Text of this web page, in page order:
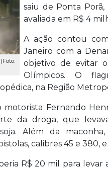
saiu de Ponta
avaliada em R$ 4
A ação contou
Janeiro com a
objetivo de evitar
Olímpicos. O
na Região
motorista Fernando
da droga, que
Além da
calibres 45 e 380,
R$ 20 mil para levar